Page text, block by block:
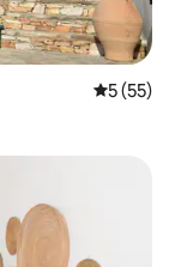
Średnia
5 (55)